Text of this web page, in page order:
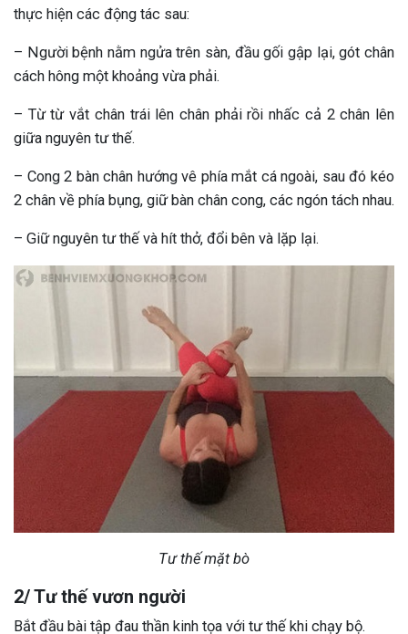
thực hiện các động tác sau:
– Người bệnh nằm ngửa trên sàn, đầu gối gập lại, gót chân
cách hông một khoảng vừa phải.
– Từ từ vắt chân trái lên chân phải rồi nhấc cả 2 chân lên
giữa nguyên tư thế.
– Cong 2 bàn chân hướng vê phía mắt cá ngoài, sau đó kéo
2 chân về phía bụng, giữ bàn chân cong, các ngón tách nhau.
– Giữ nguyên tư thế và hít thở, đổi bên và lặp lại.
Tư thế mặt bò
2/ Tư thế vươn người
Bắt đầu bài tập đau thần kinh tọa với tư thế khi chạy bộ.